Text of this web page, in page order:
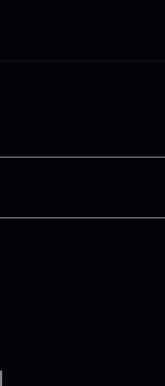
改国家/地区）
区